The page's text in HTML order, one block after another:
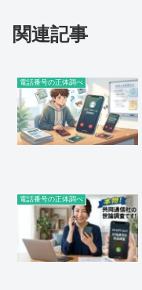
関連記事
電話番号の正体調べ
電話番号の正体調べ